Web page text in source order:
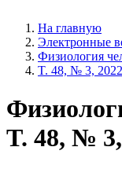
На главную
Электронные
Физиология
T. 48, № 3, 2022
T. 48, № 3,